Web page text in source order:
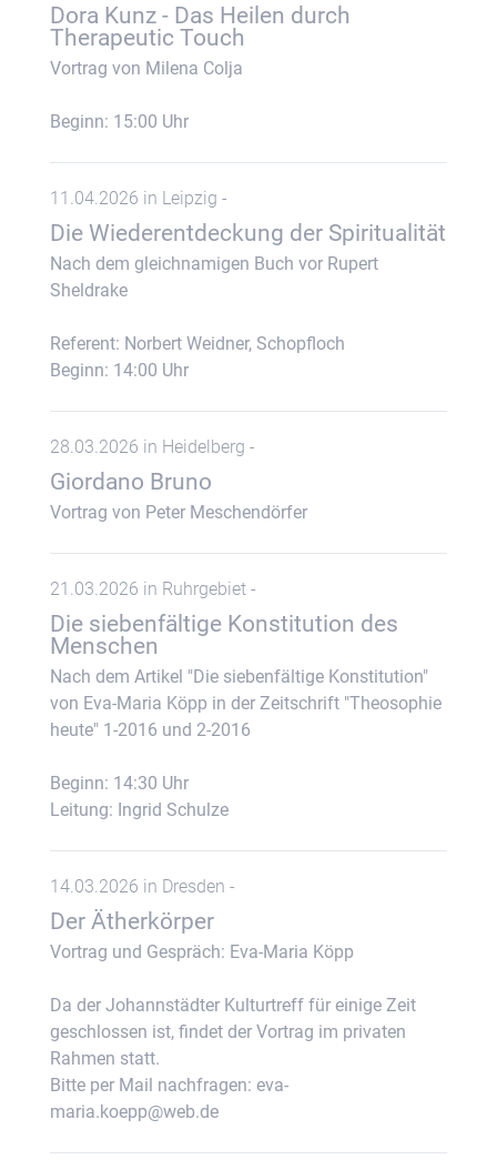
Dora Kunz - Das Heilen durch
Therapeutic Touch
Vortrag von Milena Colja
Beginn: 15:00 Uhr
11.04.2026 in Leipzig -
Die Wiederentdeckung der Spiritualität
Nach dem gleichnamigen Buch vor Rupert
Sheldrake
Referent: Norbert Weidner, Schopfloch
Beginn: 14:00 Uhr
28.03.2026 in Heidelberg -
Giordano Bruno
Vortrag von Peter Meschendörfer
21.03.2026 in Ruhrgebiet -
Die siebenfältige Konstitution des
Menschen
Nach dem Artikel "Die siebenfältige Konstitution"
von Eva-Maria Köpp in der Zeitschrift "Theosophie
heute" 1-2016 und 2-2016
Beginn: 14:30 Uhr
Leitung: Ingrid Schulze
14.03.2026 in Dresden -
Der Ätherkörper
Vortrag und Gespräch: Eva-Maria Köpp
Da der Johannstädter Kulturtreff für einige Zeit
geschlossen ist, findet der Vortrag im privaten
Rahmen statt.
Bitte per Mail nachfragen: eva-
maria.koepp@web.de